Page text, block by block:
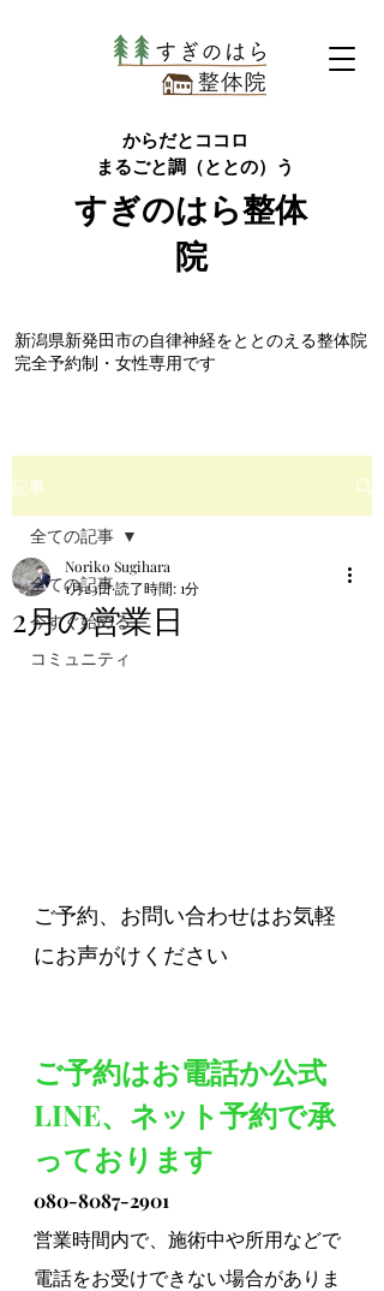
からだとココロ
まるごと調（ととの）う
すぎのはら整体
院
​新潟県新発田市の自律神経をととのえる整体院
完全予約制・女性専用です
記事
全ての記事
今すぐ始める
コミュニティ
全ての記事
2月の営業日
Noriko Sugihara
1月23日読了時間: 1分
ご予約、お問い合わせはお気軽
にお声がけください
ご予約はお電話か公式
LINE、ネット予約で承
っております
080-8087-2901
営業時間内で、施術中や所用などで
電話をお受けできない場合がありま